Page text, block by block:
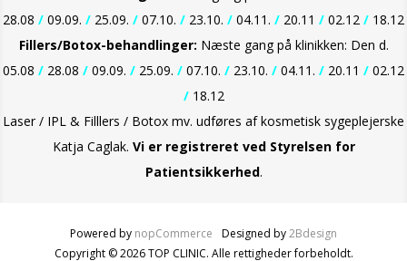
28.08 / 09.09. / 25.09. / 07.10. / 23.10. / 04.11. / 20.11 / 02.12 / 18.12
Fillers/Botox-behandlinger: Næste gang på klinikken: Den d.
05.08 / 28.08 / 09.09. / 25.09. / 07.10. / 23.10. / 04.11. / 20.11 / 02.12
/18.12
Laser / IPL & Filllers / Botox mv. udføres af kosmetisk sygeplejerske
Katja Caglak. Vi er registreret ved Styrelsen for
Patientsikkerhed.
Powered by nopCommerce Designed by2Bdesign
Copyright © 2026 TOP CLINIC. Alle rettigheder forbeholdt.